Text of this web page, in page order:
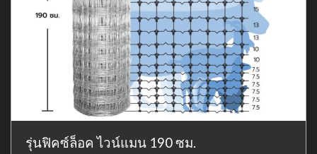
รุ่นฟิคซ์ล็อค ไวน์แมน 190 ซม.